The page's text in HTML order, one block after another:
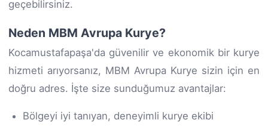
geçebilirsiniz.
Neden MBM Avrupa Kurye?
Kocamustafapaşa'da güvenilir ve ekonomik bir kurye
hizmeti arıyorsanız, MBM Avrupa Kurye sizin için en
doğru adres. İşte size sunduğumuz avantajlar:
Bölgeyi iyi tanıyan, deneyimli kurye ekibi